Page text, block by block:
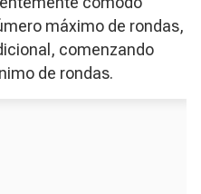
máximo de rondas,
comenzando
de rondas.